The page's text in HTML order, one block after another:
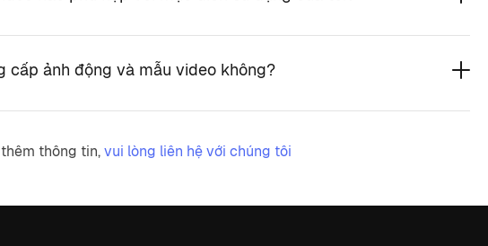
cấp ảnh động và mẫu video không?
thông tin,vui lòng liên hệ với chúng tôi